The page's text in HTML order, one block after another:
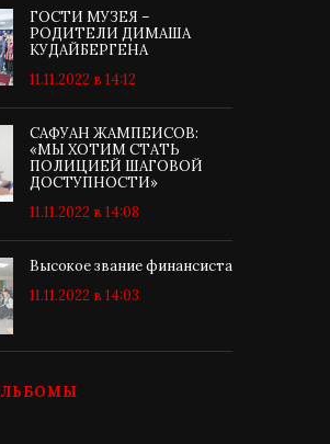
ГОСТИ МУЗЕЯ –
РОДИТЕЛИ ДИМАША
КУДАЙБЕРГЕНА
11.11.2022 в 14:12
САФУАН ЖАМПЕИСОВ:
«МЫ ХОТИМ СТАТЬ
ПОЛИЦИЕЙ ШАГОВОЙ
ДОСТУПНОСТИ»
11.11.2022 в 14:08
Высокое звание финансиста
11.11.2022 в 14:03